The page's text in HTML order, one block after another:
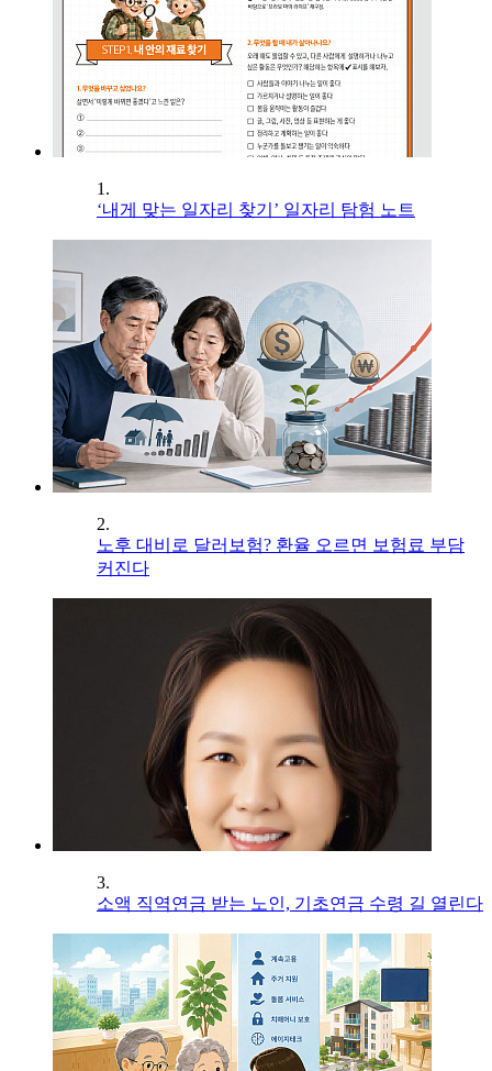
1.
‘내게 맞는 일자리 찾기’ 일자리 탐험 노트
2.
노후 대비로 달러보험? 환율 오르면 보험료 부담
커진다
3.
소액 직역연금 받는 노인, 기초연금 수령 길 열린다